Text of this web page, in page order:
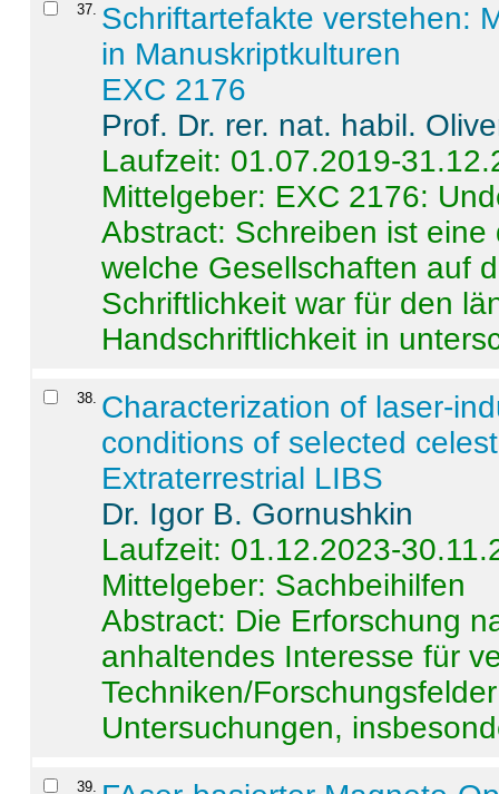
37. Schriftartefakte verstehen:
in Manuskriptkulturen
EXC 2176
Prof. Dr. rer. nat. habil.
Laufzeit: 01.07.2019-
Mittelgeber: EXC 2176:
Abstract: Schreiben ist
welche Gesellschaften auf
Schriftlichkeit war für den
Handschriftlichkeit in
38. Characterization of laser-
conditions of selected
Extraterrestrial LIBS
Dr. Igor B. Gornushkin
Laufzeit: 01.12.2023-
Mittelgeber: Sachbeihilfen
Abstract: Die Erforschung
anhaltendes Interesse für
Techniken/
Untersuchungen,
39.